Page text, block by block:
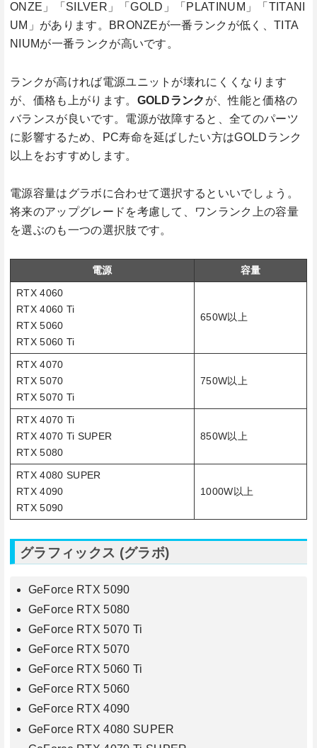
ONZE」「SILVER」「GOLD」「PLATINUM」「TITANI
UM」があります。BRONZEが一番ランクが低く、TITA
NIUMが一番ランクが高いです。
ランクが高ければ電源ユニットが壊れにくくなります
が、価格も上がります。 GOLDランク が、性能と価格の
バランスが良いです。電源が故障すると、全てのパーツ
に影響するため、PC寿命を延ばしたい方はGOLDランク
以上をおすすめします。
電源容量はグラボに合わせて選択するといいでしょう。
将来のアップグレードを考慮して、ワンランク上の容量
を選ぶのも一つの選択肢です。
電源
容量
RTX 4060
RTX 4060 Ti
RTX 5060
RTX 5060 Ti
650W以上
RTX 4070
RTX 5070
RTX 5070 Ti
750W以上
RTX 4070 Ti
RTX 4070 Ti SUPER
RTX 5080
850W以上
RTX 4080 SUPER
RTX 4090
RTX 5090
1000W以上
グラフィックス (グラボ)
GeForce RTX 5090
GeForce RTX 5080
GeForce RTX 5070 Ti
GeForce RTX 5070
GeForce RTX 5060 Ti
GeForce RTX 5060
GeForce RTX 4090
GeForce RTX 4080 SUPER